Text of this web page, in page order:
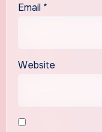
Email *
Website